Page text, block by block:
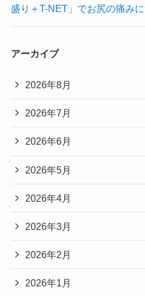
盛り＋T-NET」でお尻の痛み
アーカイブ
2026年8月
2026年7月
2026年6月
2026年5月
2026年4月
2026年3月
2026年2月
2026年1月